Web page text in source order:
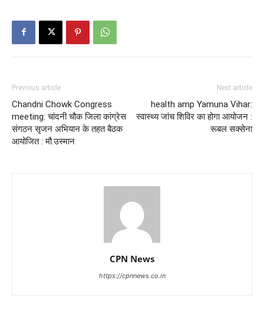
Previous article
Chandni Chowk Congress
meeting: चांदनी चौक जिला कांग्रेस
संगठन सृजन अभियान के तहत बैठक
आयोजित : मौ.उस्मान
Next article
health amp Yamuna Vihar:
स्वास्थ्य जांच शिविर का होगा आयोजन :
रूबल सक्सेना
CPN News
https://cpnnews.co.in